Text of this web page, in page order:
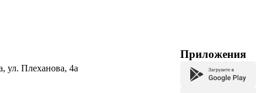
ул. Плеханова, 4а
Приложения